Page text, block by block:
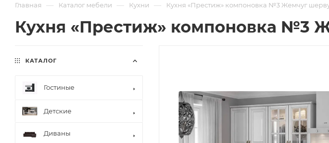
Главная — Каталог мебели — Кухни — Кухня «Престиж» компоновка №3 Жемчуг
Кухня «Престиж» компоновка №3
КАТАЛОГ
Гостиные
Детские
Диваны